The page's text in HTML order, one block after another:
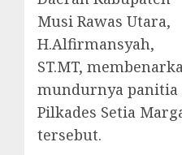
Musi Rawas Utara,
H.Alfirmansyah,
ST.MT,
mundurnya panitia
Pilkades Setia
tersebut.